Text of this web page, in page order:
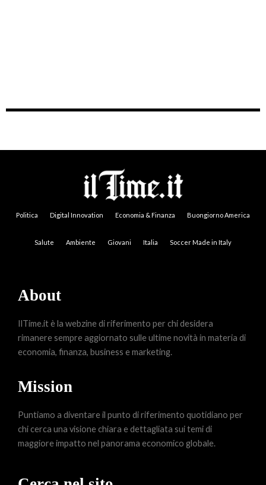
Politica Digital Innovation Economia & Finanza Buongiorno America
Salute Ambiente Giovani Italia Soccer Made in Italy
About
IlTime.it è la webzine di riferimento per chi desidera
rimanere sempre aggiornato sulle ultime novità in materia di
economia, finanza, business e marketing.
Mission
Puntiamo a diventare il punto di riferimento quotidiano per
chi cerca una visione chiara e dettagliata sui temi di
maggiore impatto nel panorama economico globale.